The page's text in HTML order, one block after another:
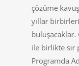
çözüme
yıllar
buluşacaklar.
ile birlikte sır
Programda